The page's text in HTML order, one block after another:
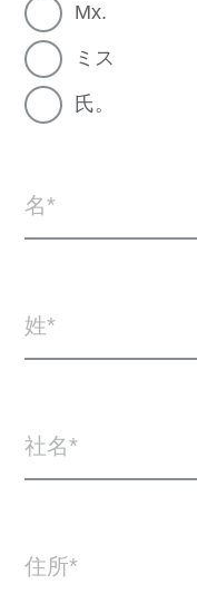
Mx.
ミス
氏。
名
姓
社名
住所